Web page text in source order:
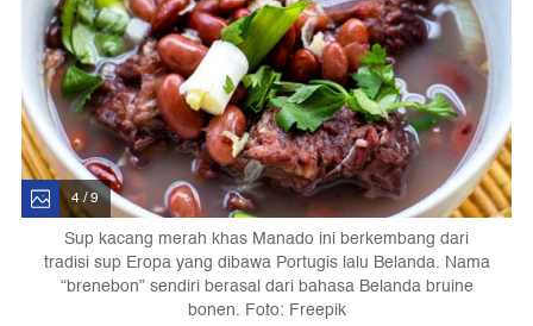
4 / 9
Sup kacang merah khas Manado ini berkembang dari
tradisi sup Eropa yang dibawa Portugis lalu Belanda. Nama
“brenebon” sendiri berasal dari bahasa Belanda bruine
bonen. Foto: Freepik